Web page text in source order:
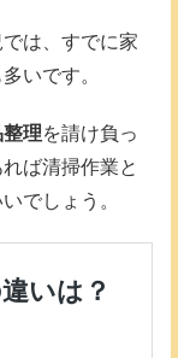
は、すでに家
いです。
理を請け負っ
ば清掃作業と
でしょう。